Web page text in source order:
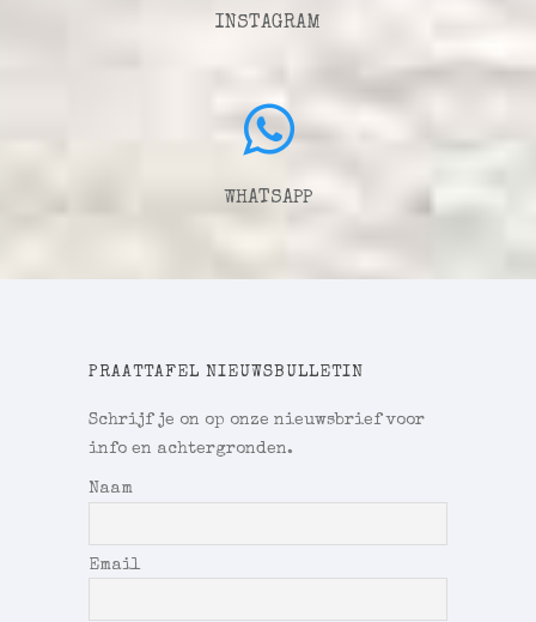
INSTAGRAM
WHATSAPP
PRAATTAFEL NIEUWSBULLETIN
Schrijf je on op onze nieuwsbrief voor
info en achtergronden.
Naam
Email